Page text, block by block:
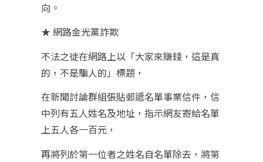
向。
★ 網路金光黨詐欺
不法之徒在網路上以「大家來賺錢，這是真
的，不是騙人的」標題，
在新聞討論群組張貼郵遞名單事業信件，信
中列有五人姓名及地址，指示網友寄給名單
上五人各一百元，
再將列於第一位者之姓名自名單除去，將第